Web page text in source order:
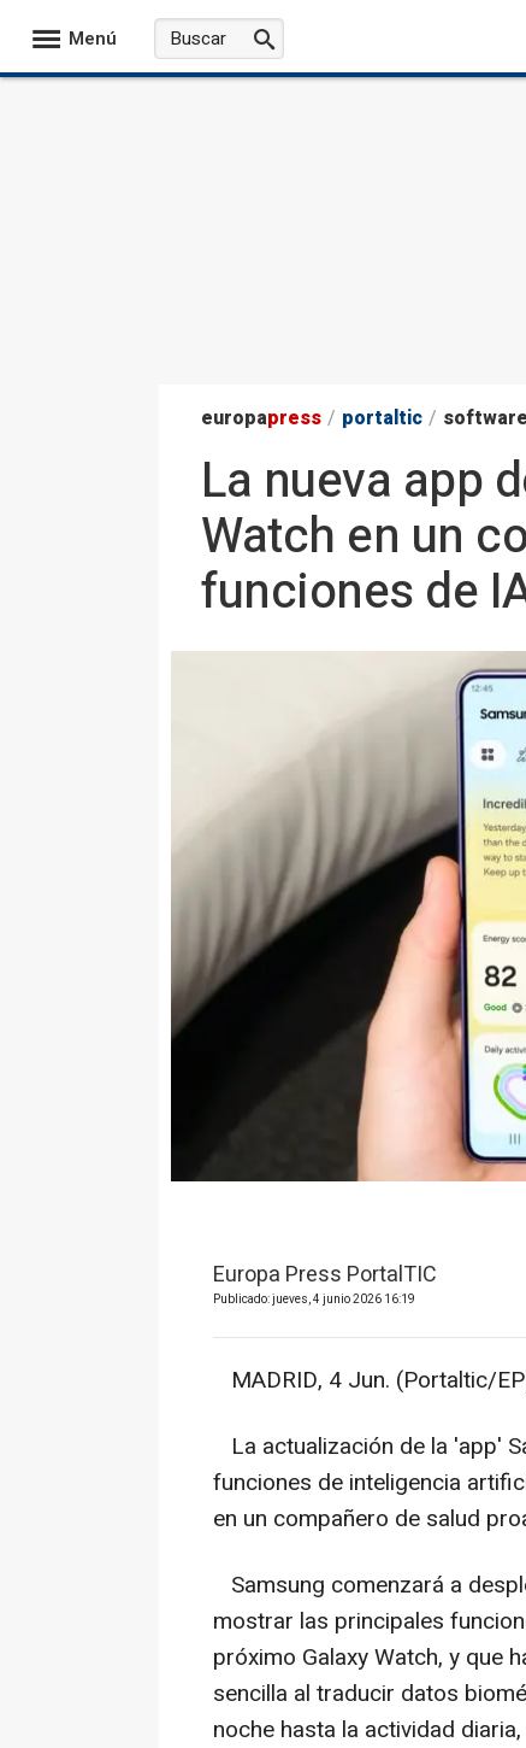
Menú
europapress / portaltic / software
La nueva app
Watch en un
funciones de
Europa Press PortalTIC
Publicado: jueves, 4 junio 2026 16:19
MADRID, 4 Jun. (Portaltic/
La actualización de la 'app'
funciones de inteligencia
en un compañero de salud
Samsung comenzará a
mostrar las principales
próximo Galaxy Watch, y que
sencilla al traducir datos
noche hasta la actividad